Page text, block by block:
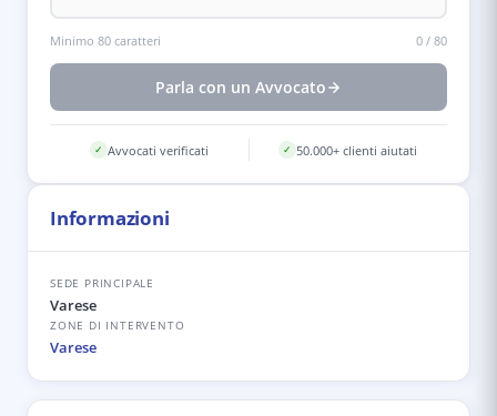
Minimo 80 caratteri 0 / 80
Parla con un Avvocato
✓ Avvocati verificati ✓ 50.000+ clienti aiutati
Informazioni
SEDE PRINCIPALE
Varese
ZONE DI INTERVENTO
Varese